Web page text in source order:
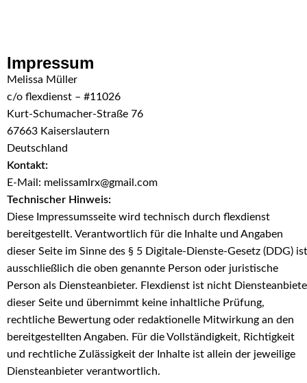
Impressum
Melissa Müller
c/o flexdienst – #11026
Kurt-Schumacher-Straße 76
67663 Kaiserslautern
Deutschland
Kontakt:
E-Mail: melissamlrx@gmail.com
Technischer Hinweis:
Diese Impressumsseite wird technisch durch flexdienst
bereitgestellt. Verantwortlich für die Inhalte und Angaben
dieser Seite im Sinne des § 5 Digitale-Dienste-Gesetz (DDG) ist
ausschließlich die oben genannte Person oder juristische
Person als Diensteanbieter. Flexdienst ist nicht
dieser Seite und übernimmt keine inhaltliche Prüfung,
rechtliche Bewertung oder redaktionelle Mitwirkung an den
bereitgestellten Angaben. Für die Vollständigkeit, Richtigkeit
und rechtliche Zulässigkeit der Inhalte ist allein der jeweilige
Diensteanbieter verantwortlich.